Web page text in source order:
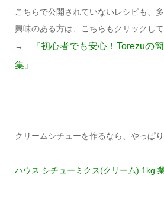
こちらで公開されていないレシピも、多
興味のある方は、こちらもクリックして
→
『初心者でも安心！Torezuの
集』
クリームシチューを作るなら、やっぱ
ハウス シチューミクス(クリーム) 1kg